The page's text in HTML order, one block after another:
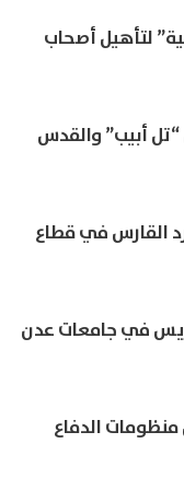
لتأهيل أصحاب
أبيب” والقدس
القارس في قطاع
في جامعات عدن
الدفاع